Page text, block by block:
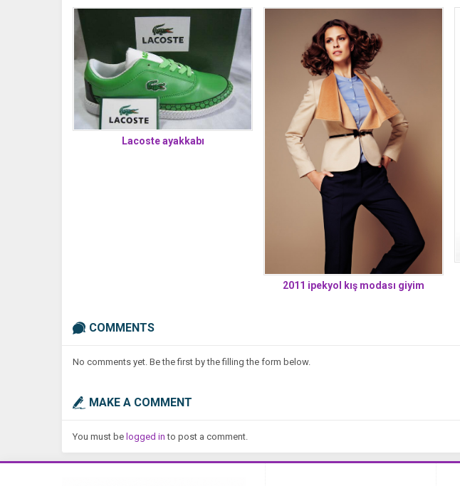
Lacoste ayakkabı
2011 ipekyol kış modası giyim
COMMENTS
No comments yet. Be the first by the filling the form below.
MAKE A COMMENT
You must be logged in to post a comment.